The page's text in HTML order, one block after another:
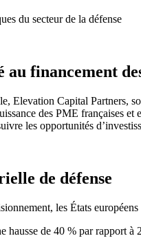
du secteur de la défense
financement
Elevation Capital Partners,
des PME françaises
les opportunités
de défense
les États
de 40 % par rapport à